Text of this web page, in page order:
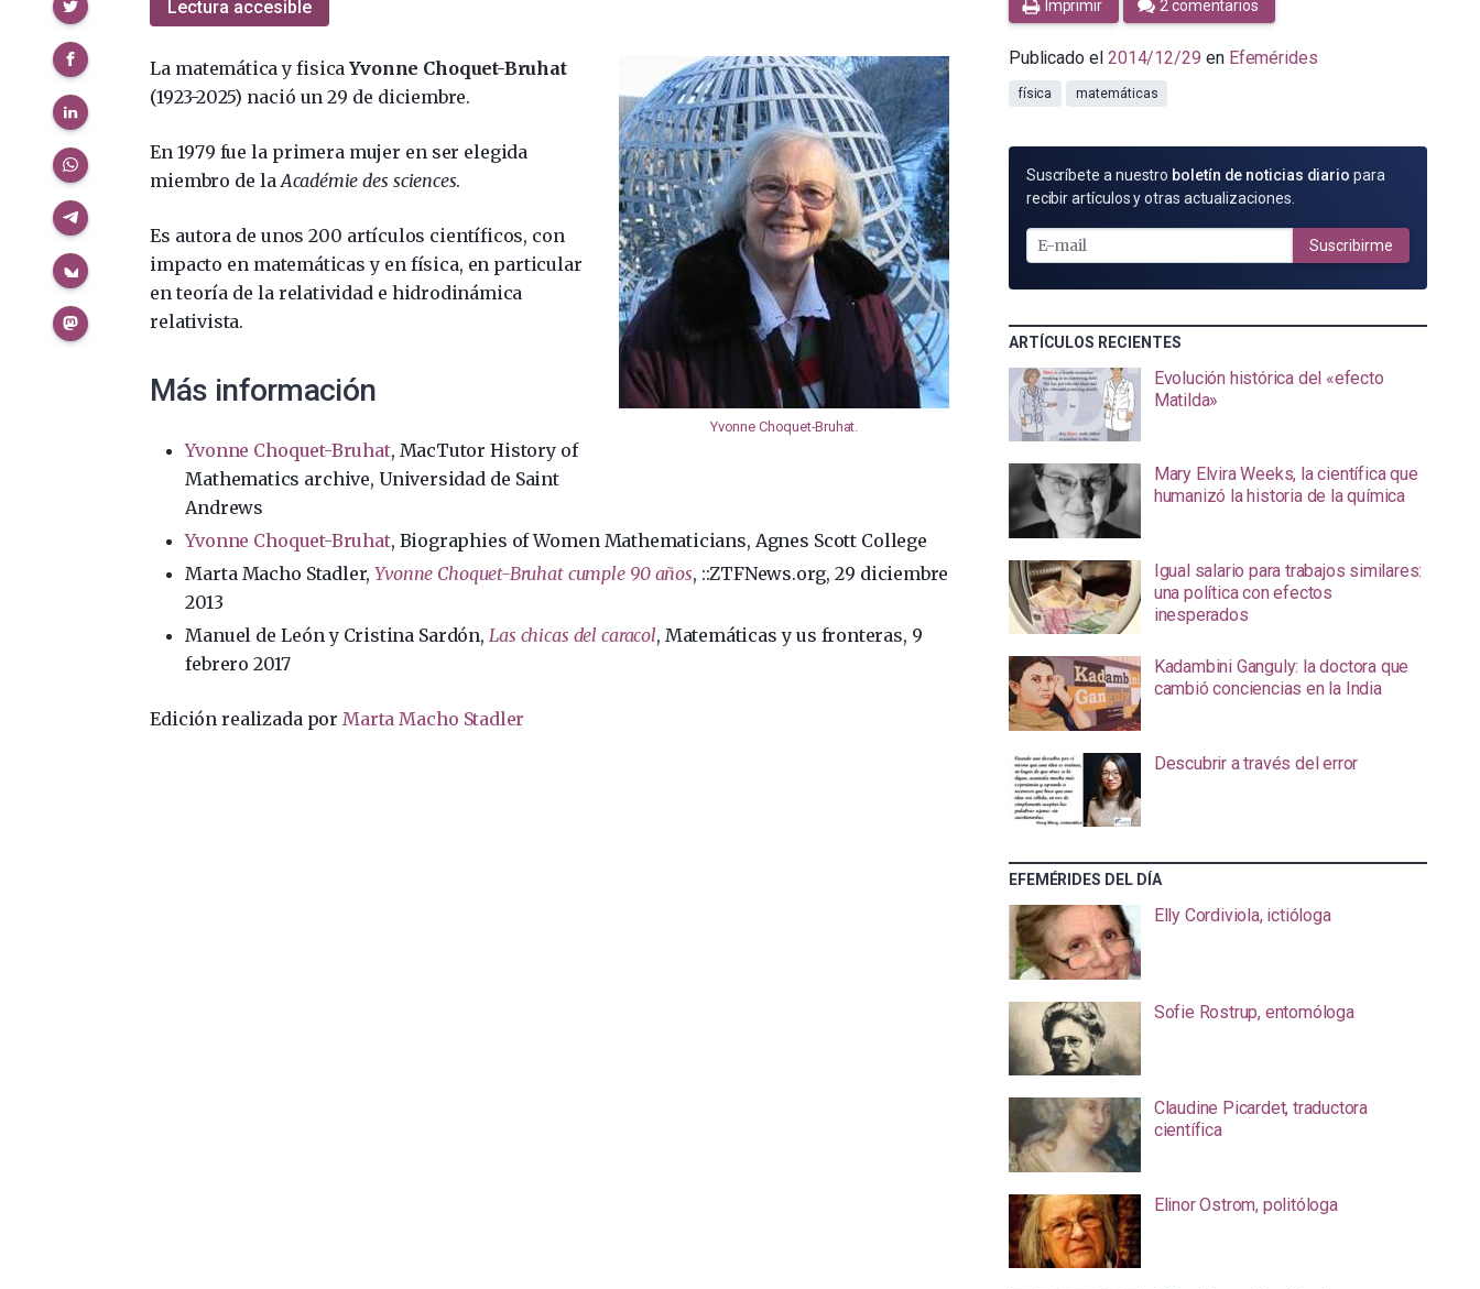
Lectura accesible
Yvonne Choquet-Bruhat
La matemática y fisicaYvonne Choquet-Bruhat
(1923-2025) nació un 29 de diciembre.
En 1979 fue la primera mujer en ser elegida
miembro de la Académie des sciences.
Es autora de unos 200 artículos científicos, con
impacto en matemáticas y en física, en particular
en teoría de la relatividad e hidrodinámica
relativista.
Más información
Yvonne Choquet-Bruhat, MacTutor History of
Mathematics archive, Universidad de Saint
Andrews
Yvonne Choquet-Bruhat, Biographies of Women Mathematicians, Agnes Scott College
Marta Macho Stadler,Yvonne Choquet-Bruhat cumple 90 años, ::ZTFNews.org, 29 diciembre
2013
Manuel de León y Cristina Sardón, Las chicas del caracol, Matemáticas y us fronteras, 9
febrero 2017
Edición realizada por Marta Macho Stadler
Imprimir 2 comentarios
Publicado el 2014/12/29 en Efemérides
física matemáticas
SUSCRÍBETE
POR
MAIL
Suscríbete a nuestro boletín de noticias diario para
recibir artículos y otras actualizaciones.
Suscribirme
ARTÍCULOS RECIENTES
Evolución histórica del «efecto
Matilda»
Mary Elvira Weeks, la científica que
humanizó la historia de la química
Igual salario para trabajos similares:
una política con efectos
inesperados
Kadambini Ganguly: la doctora que
cambió conciencias en la India
Descubrir a través del error
EFEMÉRIDES DEL DÍA
Elly Cordiviola, ictióloga
Sofie Rostrup, entomóloga
Claudine Picardet, traductora
científica
Elinor Ostrom, politóloga